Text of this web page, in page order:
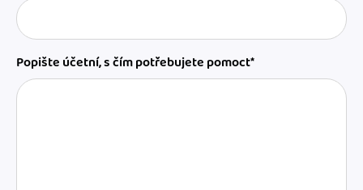
Popište účetní, s čím potřebujete pomoct*